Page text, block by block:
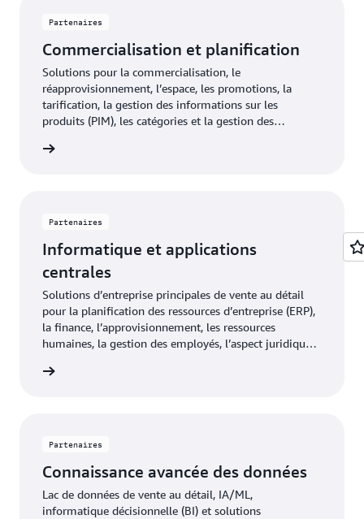
Partenaires
Commercialisation et planification
Solutions pour la commercialisation, le
réapprovisionnement, l’espace, les promotions, la
tarification, la gestion des informations sur les
produits (PIM), les catégories et la gestion des
et de la planification.
Partenaires
Informatique et applications
centrales
Solutions d’entreprise principales de vente au détail
pour la planification des ressources d’entreprise (ERP),
la finance, l’approvisionnement, les ressources
humaines, la gestion des employés, l’aspect juridique,
Partenaires
Connaissance avancée des données
Lac de données de vente au détail, IA/ML,
informatique décisionnelle (BI) et solutions